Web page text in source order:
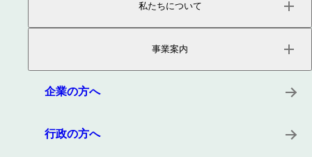
私たちについて
役員紹介
沿革
所在地
事業案内
プロダクト
企業の方へ
行政の方へ